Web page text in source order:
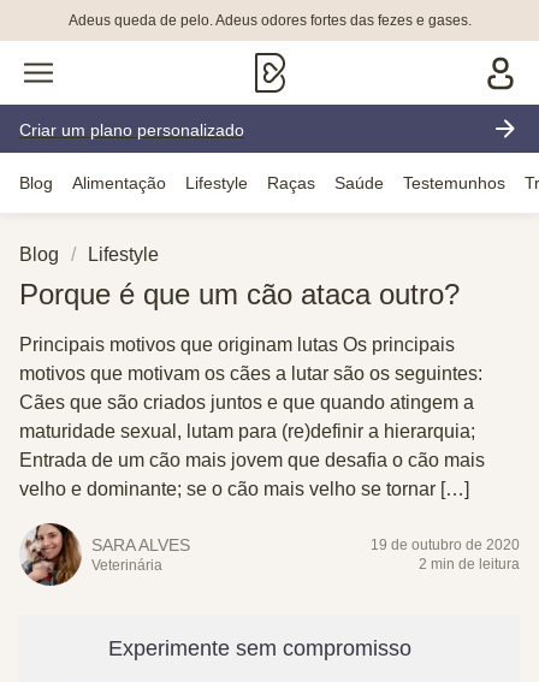
Adeus queda de pelo. Adeus odores fortes das fezes e gases.
Criar um plano personalizado
Blog Alimentação Lifestyle Raças Saúde Testemunhos
Blog Lifestyle
Porque é que um cão ataca outro?
Principais motivos que originam lutas Os principais
motivos que motivam os cães a lutar são os seguintes:
Cães que são criados juntos e que quando atingem a
maturidade sexual, lutam para (re)definir a hierarquia;
Entrada de um cão mais jovem que desafia o cão mais
velho e dominante; se o cão mais velho se tornar […]
SARA ALVES
Veterinária
19 de outubro de 2020
2 min de leitura
Experimente sem compromisso